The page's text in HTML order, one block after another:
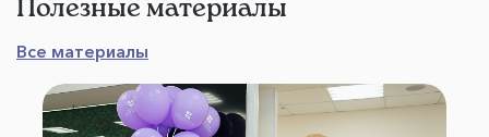
Полезные материалы
Все материалы